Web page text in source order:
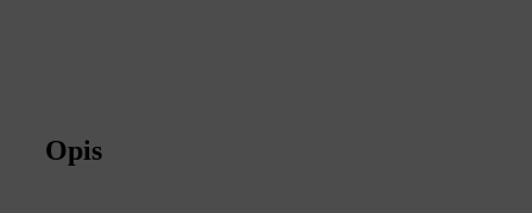
Opis